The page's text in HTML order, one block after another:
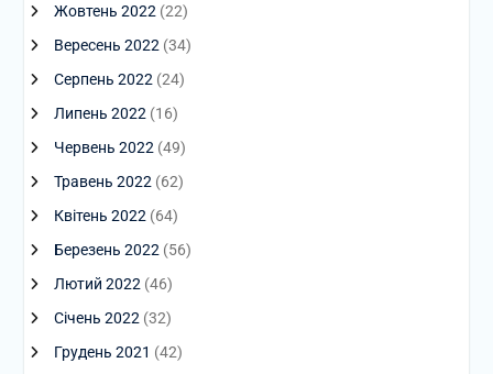
Жовтень 2022 (22)
Вересень 2022 (34)
Серпень 2022 (24)
Липень 2022 (16)
Червень 2022 (49)
Травень 2022 (62)
Квітень 2022 (64)
Березень 2022 (56)
Лютий 2022 (46)
Січень 2022 (32)
Грудень 2021 (42)